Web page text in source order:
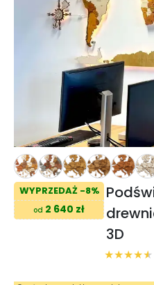
WYPRZEDAŻ -8%
od 2 640 zł
3D